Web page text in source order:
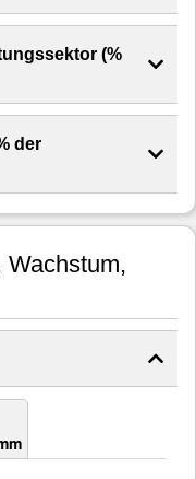
(%
der
Wachstum,